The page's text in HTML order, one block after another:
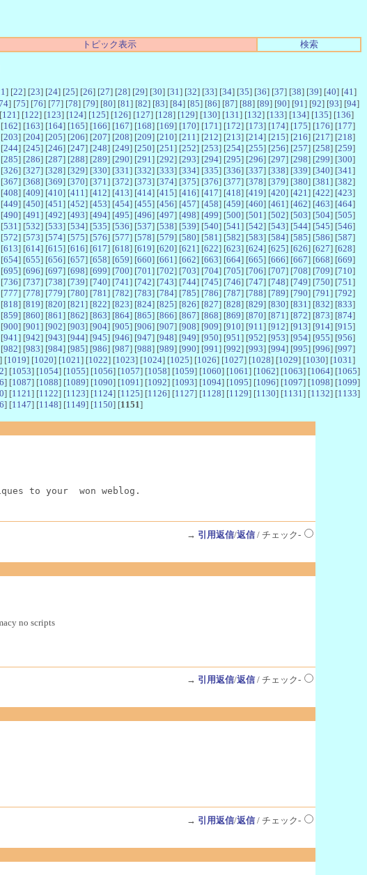
トピック表示 検索
] [22] [23] [24] [25] [26] [27] [28] [29] [30] [31 ] [32] [33] [34] [35] [36] [37] [38] [39] [40] [41 ]
] [75] [76] [77] [78] [79] [80] [81 ] [82] [83] [84] [85] [86] [87] [88] [89] [90] [91 ] [92] [93] [94]
121 ] [122] [123] [124] [125] [126] [127] [128] [129] [130] [131 ] [132] [133] [134] [135] [136]
162] [163] [164] [165] [166] [167] [168] [169] [170] [171 ] [172] [173] [174] [175] [176] [177]
203] [204] [205] [206] [207] [208] [209] [210] [211 ] [212] [213] [214] [215] [216] [217] [218]
244] [245] [246] [247] [248] [249] [250] [251 ] [252] [253] [254] [255] [256] [257] [258] [259]
285] [286] [287] [288] [289] [290] [291 ] [292] [293] [294] [295] [296] [297] [298] [299] [300]
326] [327] [328] [329] [330] [331 ] [332] [333] [334] [335] [336] [337] [338] [339] [340] [341 ]
367] [368] [369] [370] [371 ] [372] [373] [374] [375] [376] [377] [378] [379] [380] [381 ] [382]
408] [409] [410] [411 ] [412] [413] [414] [415] [416] [417] [418] [419] [420] [421 ] [422] [423]
449] [450] [451 ] [452] [453] [454] [455] [456] [457] [458] [459] [460] [461 ] [462] [463] [464]
490] [491 ] [492] [493] [494] [495] [496] [497] [498] [499] [500] [501 ] [502] [503] [504] [505]
531 ] [532] [533] [534] [535] [536] [537] [538] [539] [540] [541 ] [542] [543] [544] [545] [546]
572] [573] [574] [575] [576] [577] [578] [579] [580] [581 ] [582] [583] [584] [585] [586] [587]
613] [614] [615] [616] [617] [618] [619] [620] [621 ] [622] [623] [624] [625] [626] [627] [628]
654] [655] [656] [657] [658] [659] [660] [661 ] [662] [663] [664] [665] [666] [667] [668] [669]
695] [696] [697] [698] [699] [700] [701 ] [702] [703] [704] [705] [706] [707] [708] [709] [710]
736] [737] [738] [739] [740] [741 ] [742] [743] [744] [745] [746] [747] [748] [749] [750] [751 ]
777] [778] [779] [780] [781 ] [782] [783] [784] [785] [786] [787] [788] [789] [790] [791 ] [792]
818] [819] [820] [821 ] [822] [823] [824] [825] [826] [827] [828] [829] [830] [831 ] [832] [833]
859] [860] [861 ] [862] [863] [864] [865] [866] [867] [868] [869] [870] [871 ] [872] [873] [874]
900] [901 ] [902] [903] [904] [905] [906] [907] [908] [909] [910] [911 ] [912] [913] [914] [915]
941 ] [942] [943] [944] [945] [946] [947] [948] [949] [950] [951 ] [952] [953] [954] [955] [956]
982] [983] [984] [985] [986] [987] [988] [989] [990] [991 ] [992] [993] [994] [995] [996] [997]
] [1019] [1020] [1021 ] [1022] [1023] [1024] [1025] [1026] [1027] [1028] [1029] [1030] [1031 ]
] [1053] [1054] [1055] [1056] [1057] [1058] [1059] [1060] [1061 ] [1062] [1063] [1064] [1065]
] [1087] [1088] [1089] [1090] [1091 ] [1092] [1093] [1094] [1095] [1096] [1097] [1098] [1099]
] [1121 ] [1122] [1123] [1124] [1125] [1126] [1127] [1128] [1129] [1130] [1131 ] [1132] [1133]
] [1147] [1148] [1149] [1150] [1151]
to your  won weblog.
→ 引用返信/返信/ チェック-
no scripts
→ 引用返信/返信/ チェック-
→ 引用返信/返信/ チェック-